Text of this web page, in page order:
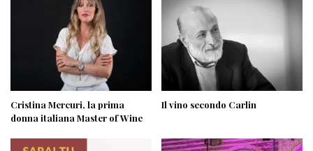
Cristina Mercuri, la prima
donna italiana Master of Wine
Il vino secondo Carlin